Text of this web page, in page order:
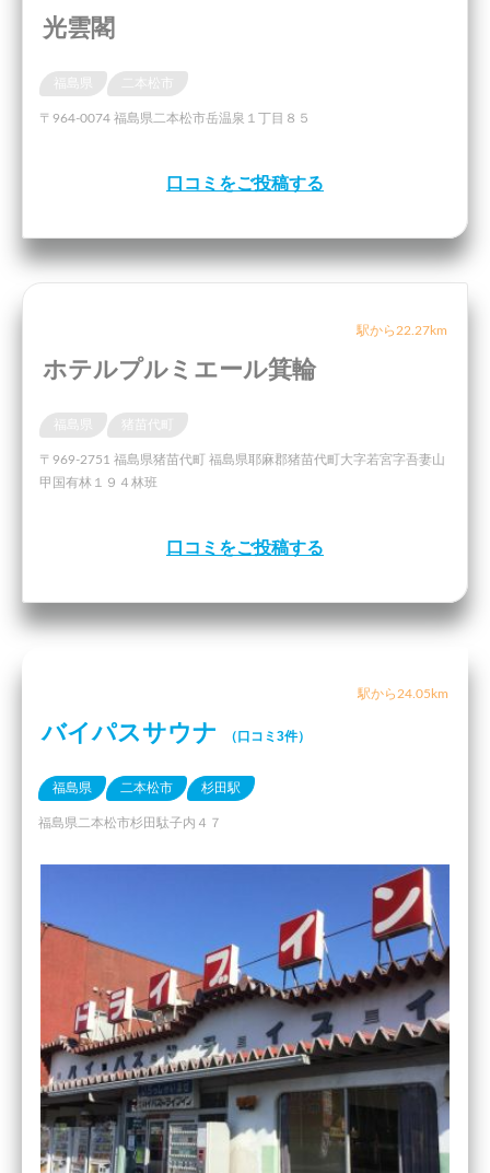
光雲閣
〒964-0074 福島県二本松市岳温泉１丁目８５
口コミをご投稿する
駅から22.27km
ホテルプルミエール箕輪
猪苗代町
〒969-2751 福島県猪苗代町 福島県耶麻郡猪苗代町大字若宮字吾妻山
甲国有林１９４林班
口コミをご投稿する
駅から24.05km
バイパスサウナ （口コミ3件）
福島県 二本松市 杉田駅
福島県二本松市杉田駄子内４７